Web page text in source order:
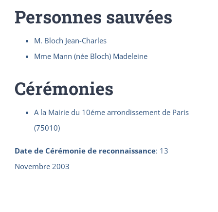
Personnes sauvées
M. Bloch Jean-Charles
Mme Mann (née Bloch) Madeleine
Cérémonies
A la Mairie du 10éme arrondissement de Paris
(75010)
Date de Cérémonie de reconnaissance: 13
Novembre 2003